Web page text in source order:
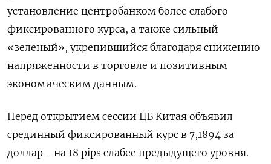
установление центробанком более слабого
фиксированного курса, а также сильный
«зеленый», укрепившийся благодаря снижению
напряженности в торговле и позитивным
экономическим данным.
Перед открытием сессии ЦБ Китая объявил
срединный фиксированный курс в 7,1894 за
доллар - на 18 pips слабее предыдущего уровня.